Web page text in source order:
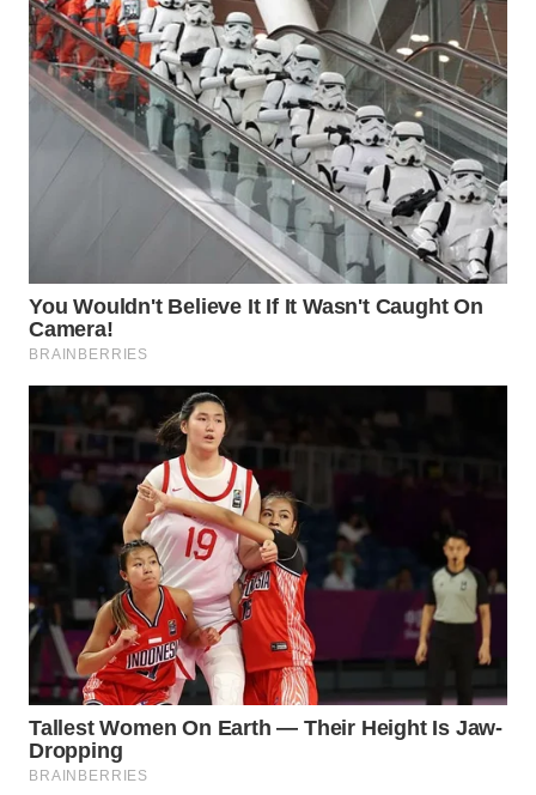
BORNEO
Wahana
Media
WAHANA
TANI
WAHANA
WAHANA
INFRASTRUKTUR
WAHANA
KONSUMEN
WAHANA
LISTRIK
WAHANA
TRAVEL